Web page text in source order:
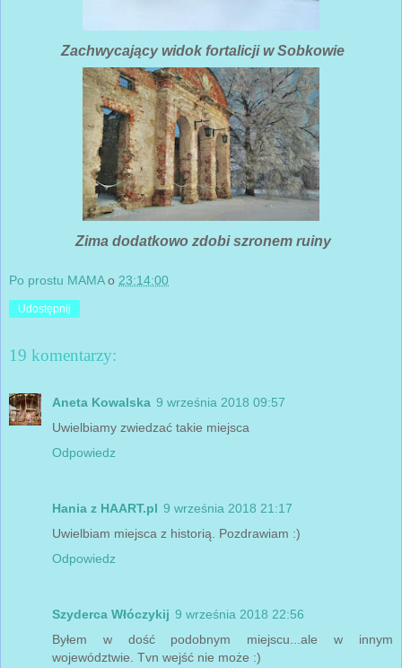
Zachwycający widok fortalicji w Sobkowie
Zima dodatkowo zdobi szronem ruiny
Po prostu MAMA o 23:14:00
Udostępnij
19 komentarzy:
Aneta Kowalska 9 września 2018 09:57
Uwielbiamy zwiedzać takie miejsca
Odpowiedz
Hania z HAART.pl 9 września 2018 21:17
Uwielbiam miejsca z historią. Pozdrawiam :)
Odpowiedz
Szyderca Włóczykij 9 września 2018 22:56
Byłem w dość podobnym miejscu...ale w innym
województwie. Tvn wejść nie może :)